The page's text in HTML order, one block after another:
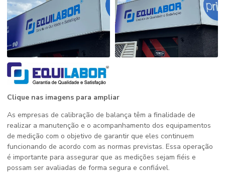
Clique nas imagens para ampliar
As empresas de calibração de balança têm a finalidade de
realizar a manutenção e o acompanhamento dos equipamentos
de medição com o objetivo de garantir que eles continuem
funcionando de acordo com as normas previstas. Essa operação
é importante para assegurar que as medições sejam fiéis e
possam ser avaliadas de forma segura e confiável.